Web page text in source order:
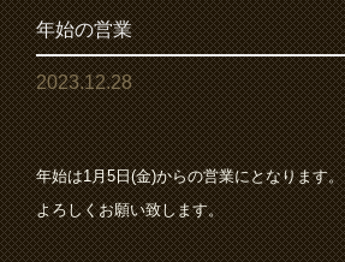
年始の営業
2023.12.28
年始は1月5日(金)からの営業にとなります。
よろしくお願い致します。